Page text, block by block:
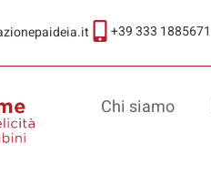
+39 333 1885671
Chi siamo